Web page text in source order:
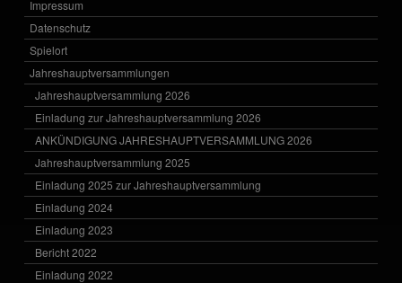
Impressum
Datenschutz
Spielort
Jahreshauptversammlungen
Jahreshauptversammlung 2026
Einladung zur Jahreshauptversammlung 2026
ANKÜNDIGUNG JAHRESHAUPTVERSAMMLUNG 2026
Jahreshauptversammlung 2025
Einladung 2025 zur Jahreshauptversammlung
Einladung 2024
Einladung 2023
Bericht 2022
Einladung 2022